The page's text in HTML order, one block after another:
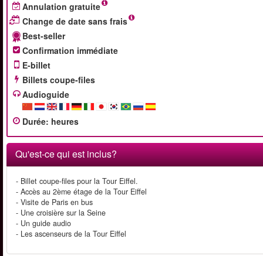
Annulation gratuite
Change de date sans frais
Best-seller
Confirmation immédiate
E-billet
Billets coupe-files
Audioguide
Durée: heures
Qu'est-ce qui est inclus?
- Billet coupe-files pour la Tour Eiffel.
- Accès au 2ème étage de la Tour Eiffel
- Visite de Paris en bus
- Une croisière sur la Seine
- Un guide audio
- Les ascenseurs de la Tour Eiffel